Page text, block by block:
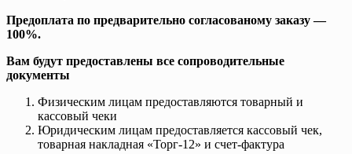
Предоплата по предварительно согласованому заказу —
100%.
Вам будут предоставлены все сопроводительные
документы
Физическим лицам предоставляются товарный и
кассовый чеки
Юридическим лицам предоставляется кассовый чек,
товарная накладная «Торг-12» и счет-фактура